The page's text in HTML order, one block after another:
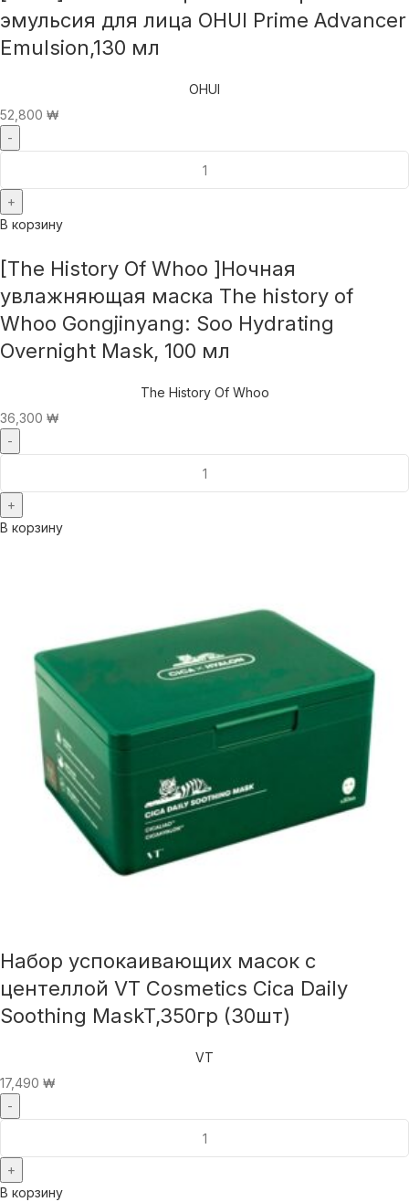
эмульсия для лица OHUI Prime Advancer
Emulsion,130 мл
OHUI
52,800 ₩
В корзину
[The History Of Whoo ]Ночная
увлажняющая маска The history of
Whoo Gongjinyang: Soo Hydrating
Overnight Mask, 100 мл
The History Of Whoo
36,300 ₩
В корзину
Набор успокаивающих масок с
центеллой VT Cosmetics Cica Daily
Soothing MaskT,350гр (30шт)
VT
17,490 ₩
В корзину